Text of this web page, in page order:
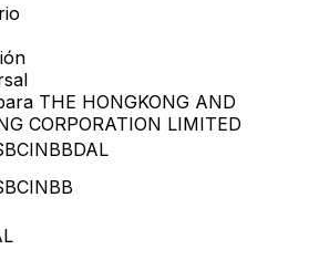
THE HONGKONG AND
CORPORATION LIMITED